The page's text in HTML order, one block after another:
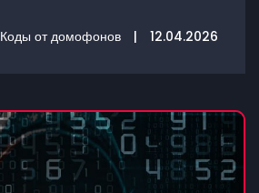
Коды от домофонов | 12.04.2026